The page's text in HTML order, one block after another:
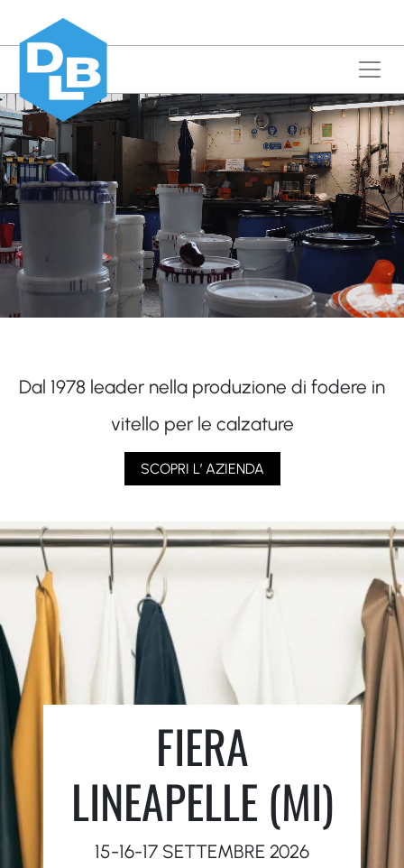
Dal 1978 leader nella produzione di fodere in
vitello per le calzature
SCOPRI L’ AZIENDA
FIERA
LINEAPELLE (MI)
15-16-17 SETTEMBRE 2026